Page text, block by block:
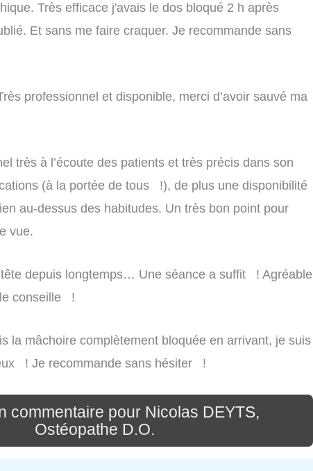
Très efficace j'avais le dos bloqué 2 h après
Et sans me faire craquer. Je recommande sans
professionnel et disponible, merci d’avoir sauvé ma
très à l’écoute des patients et très précis dans son
(à la portée de tous !), de plus une disponibilité
au-dessus des habitudes. Un très bon point pour
vue.
tête depuis longtemps… Une séance a suffit ! Agréable
conseille !
la mâchoire complètement bloquée en arrivant, je suis
! Je recommande sans hésiter !
commentaire pour Nicolas DEYTS,
Ostéopathe D.O.